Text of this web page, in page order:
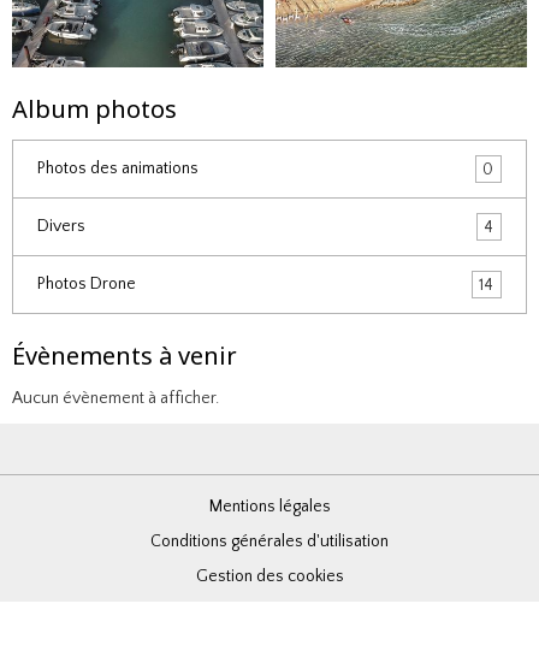
Album photos
Photos des animations 0
Divers 4
Photos Drone 14
Évènements à venir
Aucun évènement à afficher.
Mentions légales
Conditions générales d'utilisation
Gestion des cookies